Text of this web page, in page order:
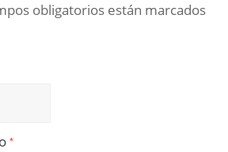
obligatorios están marcados
*